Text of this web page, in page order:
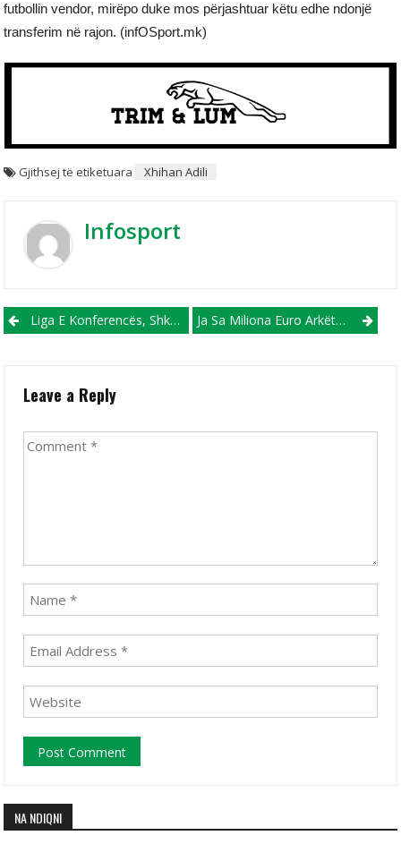
futbollin vendor, mirëpo duke mos përjashtuar këtu edhe ndonjë
transferim në rajon. (infOSport.mk)
Gjithsej të etiketuara Xhihan Adili
Infosport
Post navigation
Liga E Konferencës, Shkëndija Dhe FC Shkupi Në Mesin E Skuadrave Favorite Ja Sa Miliona Euro Arkëtoi Interi Pas Triumfit Në Kupë
Leave a Reply
NA NDIQNI